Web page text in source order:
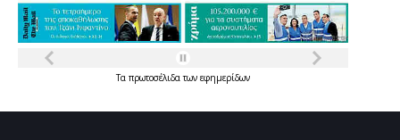
Τα πρωτοσέλιδατων εφημερίδων